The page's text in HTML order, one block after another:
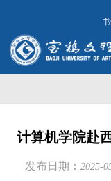
计算机学院赴
发布日期： 2025-